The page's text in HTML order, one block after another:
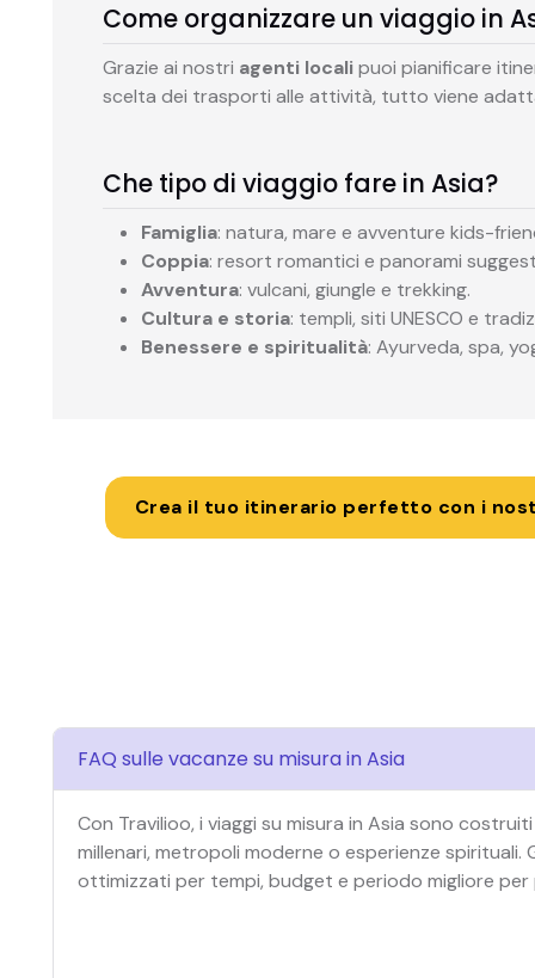
Come organizzare un viaggio in
Grazie ai nostri agenti localipuoi pianificare
scelta dei trasporti alle attività, tutto viene
Che tipo di viaggio fare in Asia?
Famiglia: natura, mare e avventure kids-
Coppia: resort romantici e panorami
Avventura: vulcani, giungle e trekking.
Cultura e storia: templi, siti UNESCO e
Benessere e spiritualità: Ayurveda, spa,
Crea il tuo itinerario perfetto con i
FAQ sulle vacanze su misura in Asia
Con Travilioo, i viaggi su misura in Asia sono
millenari, metropoli moderne o esperienze spirituali.
ottimizzati per tempi, budget e periodo migliore per